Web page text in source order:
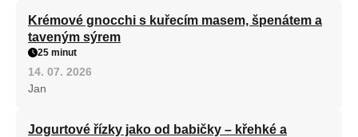
Krémové gnocchi s kuřecím masem, špenátem a
taveným sýrem
25 minut
14. 07. 2026
Jan
Jogurtové řízky jako od babičky – křehké a